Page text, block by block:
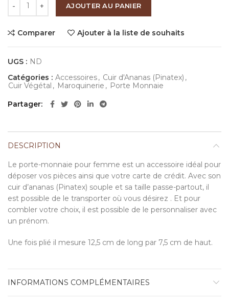
AJOUTER AU PANIER
Comparer Ajouter à la liste de souhaits
UGS : ND
Catégories : Accessoires, Cuir d'Ananas (Pinatex) ,
Cuir Végétal , Maroquinerie , Porte Monnaie
Partager
DESCRIPTION
Le porte-monnaie pour femme est un accessoire idéal pour
déposer vos pièces ainsi que votre carte de crédit. Avec son
cuir d’ananas (Pinatex) souple et sa taille passe-partout, il
est possible de le transporter où vous désirez . Et pour
combler votre choix, il est possible de le personnaliser avec
un prénom.
Une fois plié il mesure 12,5 cm de long par 7,5 cm de haut.
INFORMATIONS COMPLÉMENTAIRES